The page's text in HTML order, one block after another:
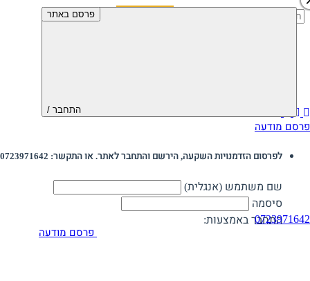
חיפוש:
0723971642
פרסם מודעה
התחבר /
לפרסום הזדמנויות השקעה, הירשם והתחבר לאתר. או התקשר: 0723971642
שם משתמש (אנגלית)
סיסמה
התחבר באמצעות:
פרסם באתר
פרסם מודעה